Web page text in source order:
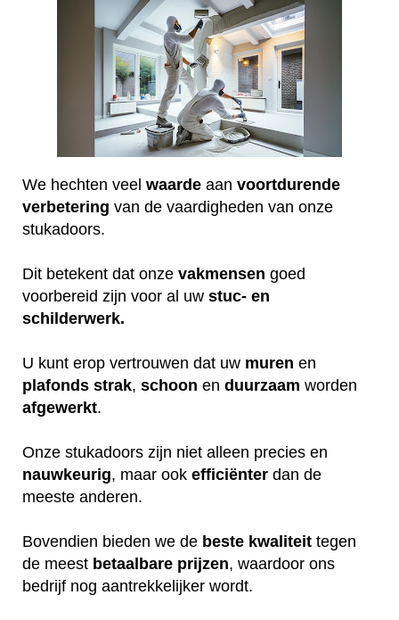
We hechten veel waarde aan voortdurende
verbetering van de vaardigheden van onze
stukadoors.
Dit betekent dat onze vakmensen goed
voorbereid zijn voor al uw stuc- en
schilderwerk.
U kunt erop vertrouwen dat uw muren en
plafonds strak, schoon en duurzaam worden
afgewerkt.
Onze stukadoors zijn niet alleen precies en
nauwkeurig, maar ook efficiënter dan de
meeste anderen.
Bovendien bieden we de beste kwaliteit tegen
de meest betaalbare prijzen, waardoor ons
bedrijf nog aantrekkelijker wordt.